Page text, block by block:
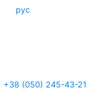
рус
+38 (050) 245-43-21